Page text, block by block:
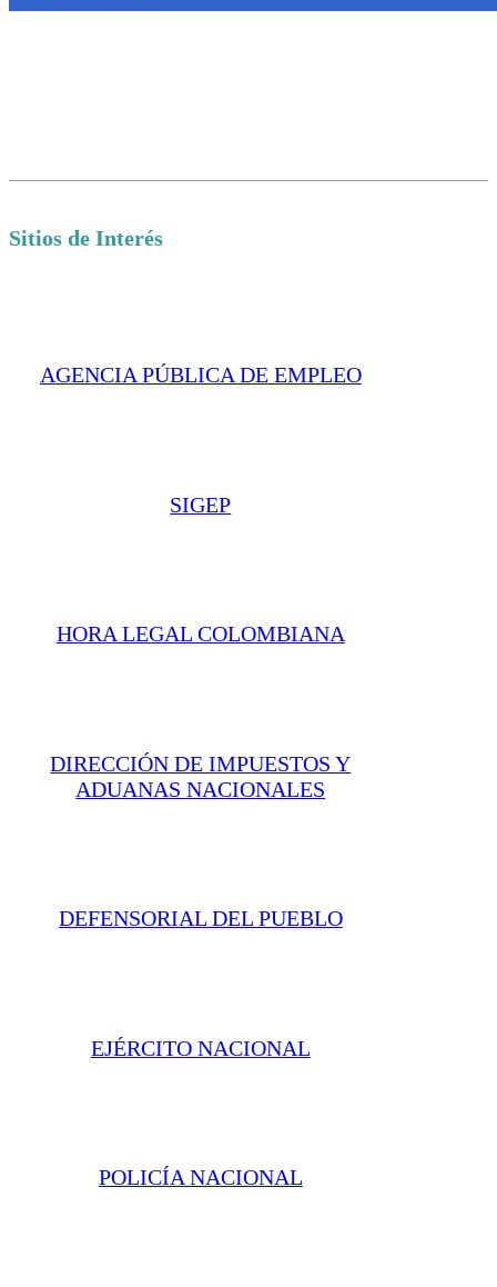
Sitios de Interés
AGENCIA PÚBLICA DE EMPLEO
SIGEP
HORA LEGAL COLOMBIANA
DIRECCIÓN DE IMPUESTOS Y
ADUANAS NACIONALES
DEFENSORIAL DEL PUEBLO
EJÉRCITO NACIONAL
POLICÍA NACIONAL